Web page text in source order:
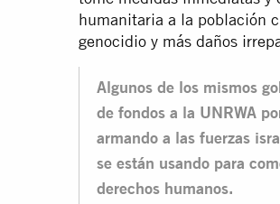
humanitaria a la población
genocidio y más daños
Algunos de los mismos
de fondos a la UNRWA
armando a las fuerzas
se están usando para
derechos humanos.